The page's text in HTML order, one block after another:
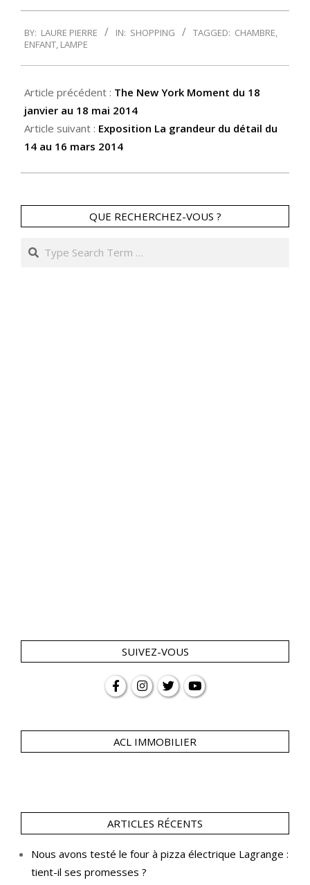
01-
BY: LAURE PIERRE IN: SHOPPING TAGGED: CHAMBRE,
ENFANT, LAMPE
Article précédent : The New York Moment du 18
janvier au 18 mai 2014
Article suivant : Exposition La grandeur du détail du
14 au 16 mars 2014
QUE RECHERCHEZ-VOUS ?
Search
SUIVEZ-VOUS
ACL IMMOBILIER
ARTICLES RÉCENTS
Nous avons testé le four à pizza électrique Lagrange :
tient-il ses promesses ?